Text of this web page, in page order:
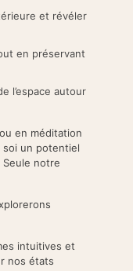
et révéler
en préservant
l’espace autour
en méditation
soi un potentiel
Seule notre
intuitives et
nos états